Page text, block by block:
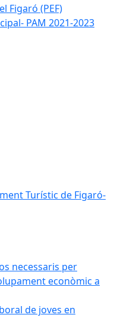
Figaró (PEF)
PAM 2021-2023
Turístic de Figaró-
necessaris per
econòmic a
de joves en